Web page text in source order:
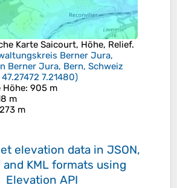
Karte Saicourt, Höhe, Relief.
Berner Jura,
Berner Jura, Bern, Schweiz
7.21480)
Höhe: 905 m
m
m
elevation data in JSON,
and KML formats using
Elevation API